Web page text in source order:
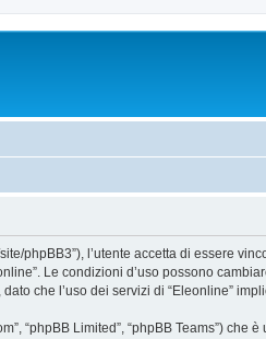
phpBB3”), l’utente accetta di essere
Le condizioni d’uso possono
che l’uso dei servizi di “Eleonline”
“phpBB Limited”, “phpBB Teams”)